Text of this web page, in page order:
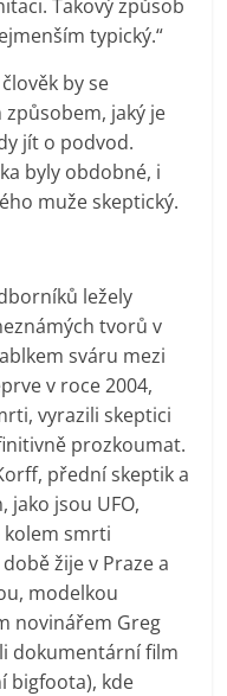
Takový způsob
typický.“
by se
jaký je
jít o podvod.
byly obdobné, i
muže skeptický.
ležely
tvorů v
sváru mezi
v roce 2004,
vyrazili skeptici
prozkoumat.
přední skeptik a
jsou UFO,
smrti
žije v Praze a
modelkou
novinářem Greg
dokumentární film
bigfoota), kde